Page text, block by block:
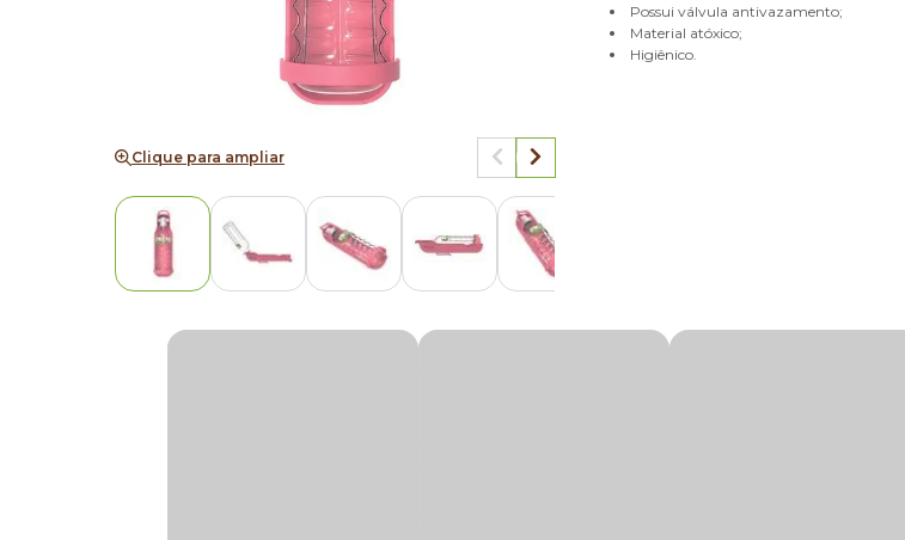
Clique para ampliar
Possui válvula antivazamento;
Material atóxico;
Higiênico.